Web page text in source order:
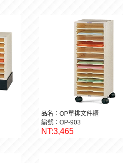
品名：OP單排文件櫃
編號：OP-903
NT:3,465